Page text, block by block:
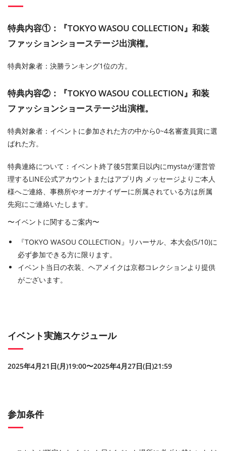
特典内容①：『TOKYO WASOU COLLECTION』和装
ファッションショーステージ出演権。
特典対象者：決勝ランキング1位の方。
特典内容②：『TOKYO WASOU COLLECTION』和装
ファッションショーステージ出演権。
特典対象者：イベントに参加された方の中から0~4名審査員賞に選
ばれた方。
特典連絡について：イベント終了後5営業日以内にmystaが運営管
理するLINE公式アカウントまたはアプリ内 メッセージよりご本人
様へご連絡、事務所やオーガナイザーに所属されている方は所属
先宛にご連絡いたします。
〜イベントに関するご案内〜
『TOKYO WASOU COLLECTION』リハーサル、本大会(5/10)に
必ず参加できる方に限ります。
イベント当日の衣装、ヘアメイクは京都コレクションより提供
がございます。
イベント実施スケジュール
2025年4月21日(月)19:00〜2025年4月27日(日)21:59
参加条件